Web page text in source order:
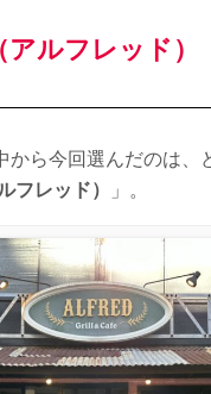
ルフレッド）
から今回選んだのは、
フレッド） 」。